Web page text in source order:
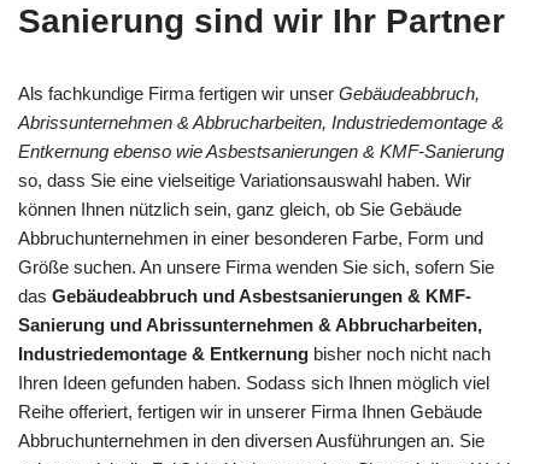
Sanierung sind wir Ihr Partner
Als fachkundige Firma fertigen wir unser Gebäudeabbruch,
Abrissunternehmen & Abbrucharbeiten, Industriedemontage &
Entkernung ebenso wie Asbestsanierungen & KMF-Sanierung
so, dass Sie eine vielseitige Variationsauswahl haben. Wir
können Ihnen nützlich sein, ganz gleich, ob Sie Gebäude
Abbruchunternehmen in einer besonderen Farbe, Form und
Größe suchen. An unsere Firma wenden Sie sich, sofern Sie
das Gebäudeabbruch und Asbestsanierungen & KMF-
Sanierung und Abrissunternehmen & Abbrucharbeiten,
Industriedemontage & Entkernung bisher noch nicht nach
Ihren Ideen gefunden haben. Sodass sich Ihnen möglich viel
Reihe offeriert, fertigen wir in unserer Firma Ihnen Gebäude
Abbruchunternehmen in den diversen Ausführungen an. Sie